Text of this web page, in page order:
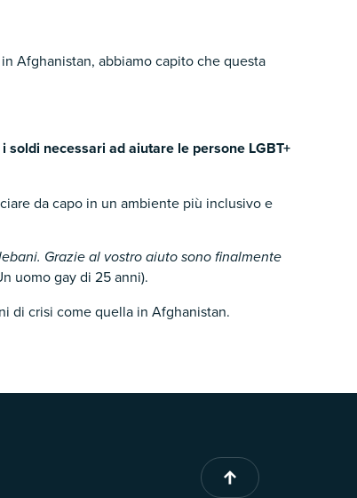
Afghanistan, abbiamo capito che questa
necessari ad aiutare le persone LGBT+
da capo in un ambiente più inclusivo e
Grazie al vostro aiuto sono finalmente
uomo gay di 25 anni).
di crisi come quella in Afghanistan.